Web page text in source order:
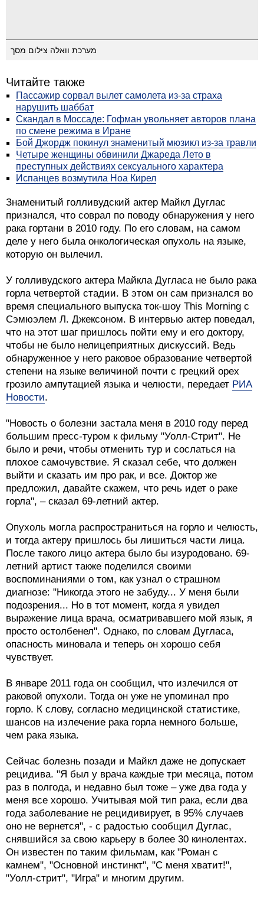
מערכת וואלה צילום מסך
Читайте также
Пассажир сорвал вылет самолета из-за страха
нарушить шаббат
Скандал в Моссаде: Гофман увольняет авторов плана
по смене режима в Иране
Бой Джордж покинул знаменитый мюзикл из-за травли
Четыре женщины обвинили Джареда Лето в
преступных действиях сексуального характера
Испанцев возмутила Ноа Кирел
Знаменитый голливудский актер Майкл Дуглас
признался, что соврал по поводу обнаружения у него
рака гортани в 2010 году. По его словам, на самом
деле у него была онкологическая опухоль на языке,
которую он вылечил.
У голливудского актера Майкла Дугласа не было рака
горла четвертой стадии. В этом он сам признался во
время специального выпуска ток-шоу This Morning с
Сэмюэлем Л. Джексоном. В интервью актер поведал,
что на этот шаг пришлось пойти ему и его доктору,
чтобы не было нелицеприятных дискуссий. Ведь
обнаруженное у него раковое образование четвертой
степени на языке величиной почти с грецкий орех
грозило ампутацией языка и челюсти, передает РИА
Новости.
"Новость о болезни застала меня в 2010 году перед
большим пресс-туром к фильму "Уолл-Стрит". Не
было и речи, чтобы отменить тур и сослаться на
плохое самочувствие. Я сказал себе, что должен
выйти и сказать им про рак, и все. Доктор же
предложил, давайте скажем, что речь идет о раке
горла", – сказал 69-летний актер.
Опухоль могла распространиться на горло и челюсть,
и тогда актеру пришлось бы лишиться части лица.
После такого лицо актера было бы изуродовано. 69-
летний артист также поделился своими
воспоминаниями о том, как узнал о страшном
диагнозе: "Никогда этого не забуду... У меня были
подозрения... Но в тот момент, когда я увидел
выражение лица врача, осматривавшего мой язык, я
просто остолбенел". Однако, по словам Дугласа,
опасность миновала и теперь он хорошо себя
чувствует.
В январе 2011 года он сообщил, что излечился от
раковой опухоли. Тогда он уже не упоминал про
горло. К слову, согласно медицинской статистике,
шансов на излечение рака горла немного больше,
чем рака языка.
Сейчас болезнь позади и Майкл даже не допускает
рецидива. "Я был у врача каждые три месяца, потом
раз в полгода, и недавно был тоже – уже два года у
меня все хорошо. Учитывая мой тип рака, если два
года заболевание не рецидивирует, в 95% случаев
оно не вернется", - с радостью сообщил Дуглас,
снявшийся за свою карьеру в более 30 кинолентах.
Он известен по таким фильмам, как "Роман с
камнем", "Основной инстинкт", "С меня хватит!",
"Уолл-стрит", "Игра" и многим другим.